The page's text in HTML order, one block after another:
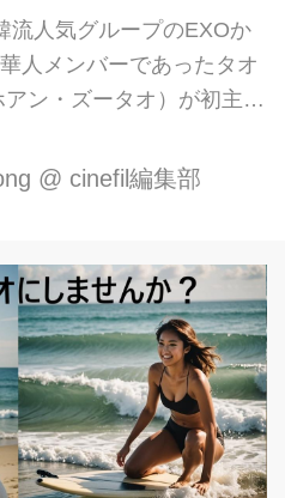
『光にふれる』（12）
）の台湾の俊英チャン・
流人気グループのEXOか
人メンバーであったタオ
アン・ズータオ）が初主演
テリー「夏、19歳の肖
画化した『夏天十九歳的
ロインを演じたのは中国
大学・北京電影学院の出
ン・ツァイユー（楊采[金
中は演技経験がほとんど
うタオに演技指導も行な
う。 撮影は台湾で行わ
の疾走シーンやチンピラ
@ cinefil編集部